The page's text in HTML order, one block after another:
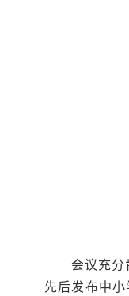
会议充
先后发布中